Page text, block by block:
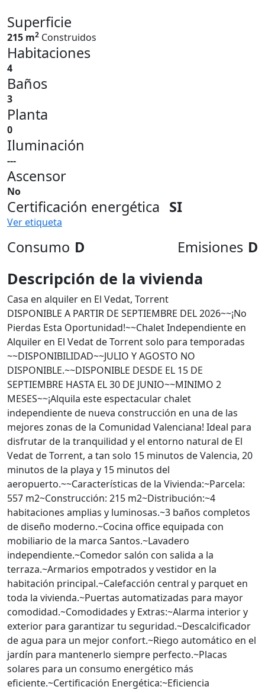
Superficie
215 m2 Construidos
Habitaciones
4
Baños
3
Planta
0
Iluminación
---
Ascensor
No
Certificación energética SI
Ver etiqueta
Consumo D Emisiones D
Descripción de la vivienda
Casa en alquiler en El Vedat, Torrent
DISPONIBLE A PARTIR DE SEPTIEMBRE DEL 2026~~¡No
Pierdas Esta Oportunidad!~~Chalet Independiente en
Alquiler en El Vedat de Torrent solo para temporadas
~~DISPONIBILIDAD~~JULIO Y AGOSTO NO
DISPONIBLE.~~DISPONIBLE DESDE EL 15 DE
SEPTIEMBRE HASTA EL 30 DE JUNIO~~MINIMO 2
MESES~~¡Alquila este espectacular chalet
independiente de nueva construcción en una de las
mejores zonas de la Comunidad Valenciana! Ideal para
disfrutar de la tranquilidad y el entorno natural de El
Vedat de Torrent, a tan solo 15 minutos de Valencia, 20
minutos de la playa y 15 minutos del
aeropuerto.~~Características de la Vivienda:~Parcela:
557 m2~Construcción: 215 m2~Distribución:~4
habitaciones amplias y luminosas.~3 baños completos
de diseño moderno.~Cocina office equipada con
mobiliario de la marca Santos.~Lavadero
independiente.~Comedor salón con salida a la
terraza.~Armarios empotrados y vestidor en la
habitación principal.~Calefacción central y parquet en
toda la vivienda.~Puertas automatizadas para mayor
comodidad.~Comodidades y Extras:~Alarma interior y
exterior para garantizar tu seguridad.~Descalcificador
de agua para un mejor confort.~Riego automático en el
jardín para mantenerlo siempre perfecto.~Placas
solares para un consumo energético más
eficiente.~Certificación Energética:~Eficiencia